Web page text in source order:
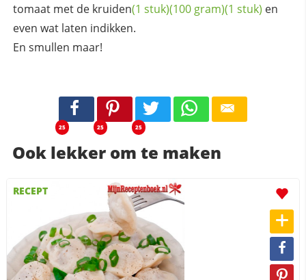
tomaat met de kruiden(1 stuk)(100 gram)(1 stuk) en
even wat laten indikken.
En smullen maar!
25 25 25
Ook lekker om te maken
RECEPT